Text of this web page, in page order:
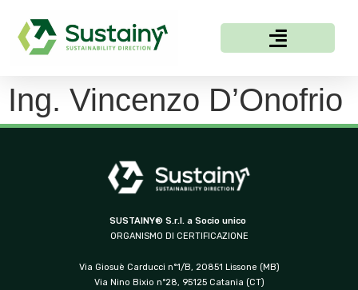
Ing. Vincenzo D’Onofrio
SUSTAINY® S.r.l. a Socio unico
ORGANISMO DI CERTIFICAZIONE
Via Giosuè Carducci n°1/B, 20851 Lissone (MB)
Via Nino Bixio n°28, 95125 Catania (CT)